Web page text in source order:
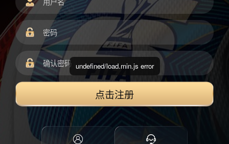
点击注册
undefined/load.min.js error